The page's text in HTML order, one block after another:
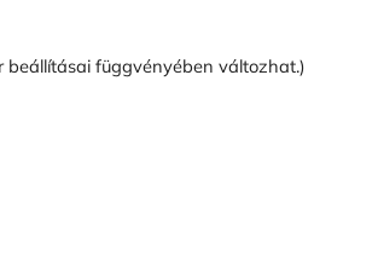
függvényében változhat.)